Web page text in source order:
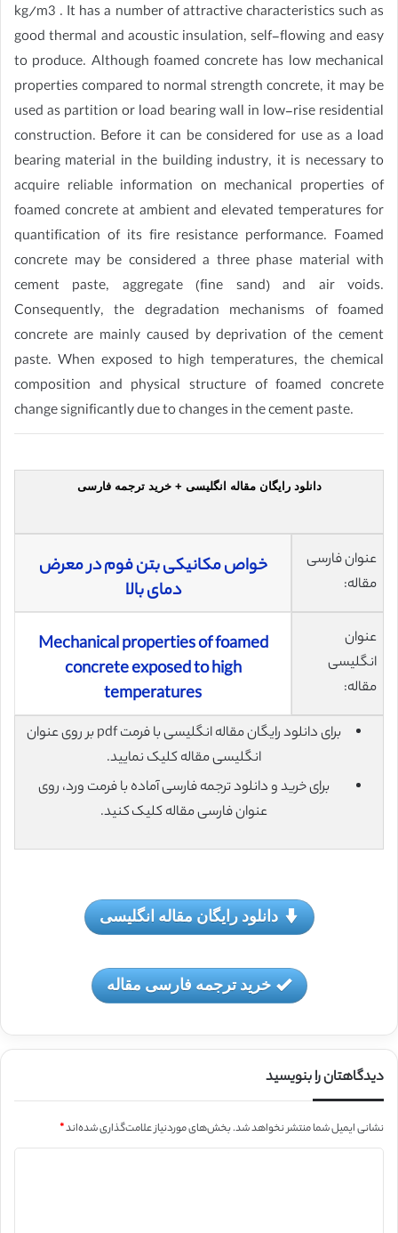
kg/m3 . It has a number of attractive characteristics such as
good thermal and acoustic insulation, self-flowing and easy
to produce. Although foamed concrete has low mechanical
properties compared to normal strength concrete, it may be
used as partition or load bearing wall in low-rise residential
construction. Before it can be considered for use as a load
bearing material in the building industry, it is necessary to
acquire reliable information on mechanical properties of
foamed concrete at ambient and elevated temperatures for
quantification of its fire resistance performance. Foamed
concrete may be considered a three phase material with
cement paste, aggregate (fine sand) and air voids.
Consequently, the degradation mechanisms of foamed
concrete are mainly caused by deprivation of the cement
paste. When exposed to high temperatures, the chemical
composition and physical structure of foamed concrete
change significantly due to changes in the cement paste.
دانلود رایگان مقاله انگلیسی + خرید ترجمه فارسی
عنوان فارسی
مقاله:
خواص مکانیکی بتن فوم در معرض
دمای بالا
عنوان
انگلیسی
مقاله:
Mechanical properties of foamed
concrete exposed to high
temperatures
برای دانلود رایگان مقاله انگلیسی با فرمت pdf بر روی عنوان
انگلیسی مقاله کلیک نمایید.
برای خرید و دانلود ترجمه فارسی آماده با فرمت ورد، روی
عنوان فارسی مقاله کلیک کنید.
دانلود رایگان مقاله انگلیسی
خرید ترجمه فارسی مقاله
دیدگاهتان را بنویسید
نشانی ایمیل شما منتشر نخواهد شد.بخش‌های موردنیاز علامت‌گذاری شده‌اند*